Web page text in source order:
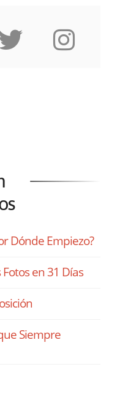
Dónde Empiezo?
en 31 Días
Siempre